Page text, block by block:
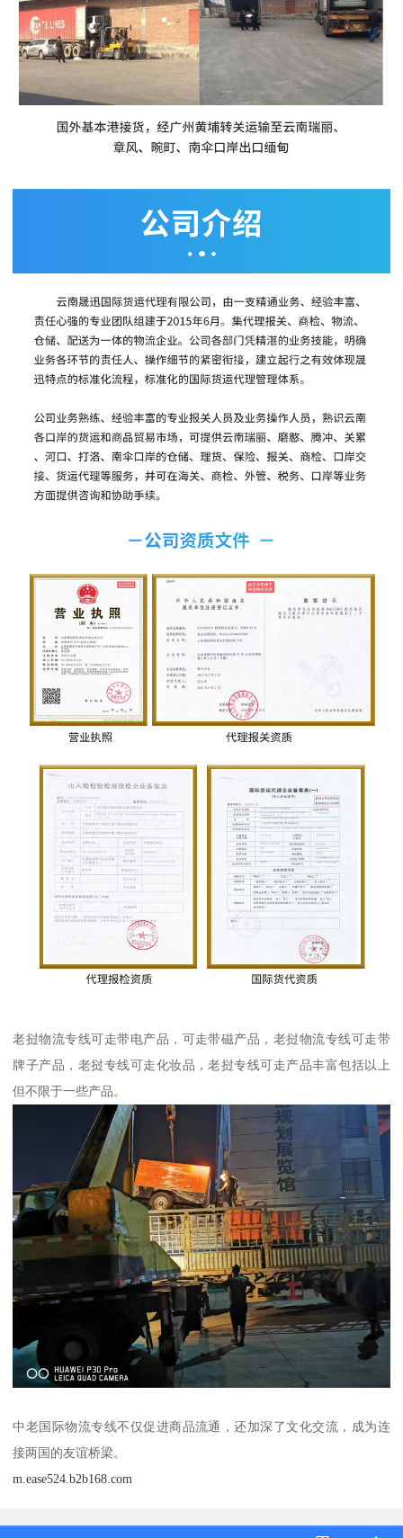
老挝物流专线可走带电产品，可走带磁产品，老挝物流专线可走带
牌子产品，老挝专线可走化妆品，老挝专线可走产品丰富包括以上
但不限于一些产品。
中老国际物流专线不仅促进商品流通，还加深了文化交流，成为连
接两国的友谊桥梁。
m.ease524.b2b168.com